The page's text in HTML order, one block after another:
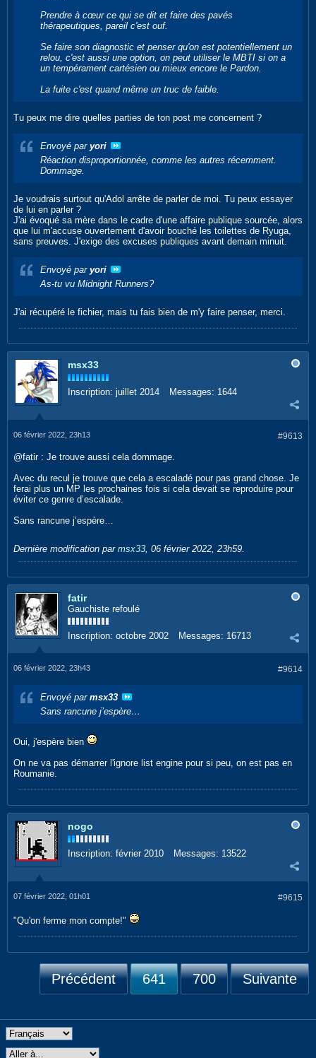
Prendre à cœur ce qui se dit et faire des pavés
thérapeutiques, pareil c'est ouf.
Se faire son diagnostic et penser qu'on est potentiellement un
relou, c'est aussi une option, on peut utiliser le MBTI si on a
un tempérament cartésien ou mieux encore le Pardon.
La fuite c'est quand même un truc de faible.
Tu peux me dire quelles parties de ton post me concernent ?
Envoyé par yori
Réaction disproportionnée, comme les autres récemment.
Dommage.
Je voudrais surtout qu'Adol arrête de parler de moi. Tu peux essayer
de lui en parler ?
J'ai évoqué sa mère dans le cadre d'une affaire publique sourcée, alors
que lui m'accuse ouvertement d'avoir bouché les toilettes de Ryuga,
sans preuves. J'exige des excuses publiques avant demain minuit.
Envoyé par yori
As-tu vu Midnight Runners?
J'ai récupéré le fichier, mais tu fais bien de m'y faire penser, merci.
msx33
Inscription: juillet 2014 Messages: 1644
#9613
06 février 2022, 23h13
@fatir : Je trouve aussi cela dommage.
Avec du recul je trouve que cela a escaladé pour pas grand chose. Je
ferai plus un MP les prochaines fois si cela devait se reproduire pour
éviter ce genre d’escalade.
Sans rancune j’espère…
Dernière modification par msx33, 06 février 2022, 23h59.
fatir
Gauchiste refoulé
Inscription: octobre 2002 Messages: 16713
#9614
06 février 2022, 23h43
Envoyé par msx33
Sans rancune j’espère…
Oui, j'espère bien
On ne va pas démarrer l'ignore list engine pour si peu, on est pas en
Roumanie.
nogo
Inscription: février 2010 Messages: 13522
#9615
07 février 2022, 01h01
"Qu'on ferme mon compte!"
Précédent 641 700 Suivante